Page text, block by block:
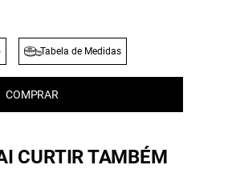
Tabela de Medidas
COMPRAR
CURTIR TAMBÉM